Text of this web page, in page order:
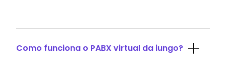
Como funciona o PABX virtual da iungo?